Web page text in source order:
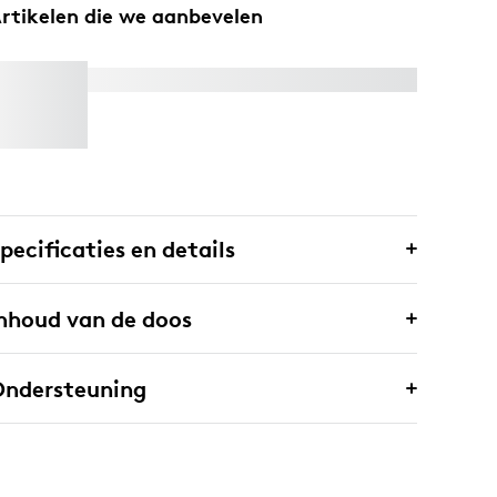
die we aanbevelen
en details
van de doos